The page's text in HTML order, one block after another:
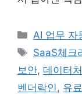
카
테
리
AI 업무 자
태
그
SaaS체크
보안, 데이터
벤더락인 , 유